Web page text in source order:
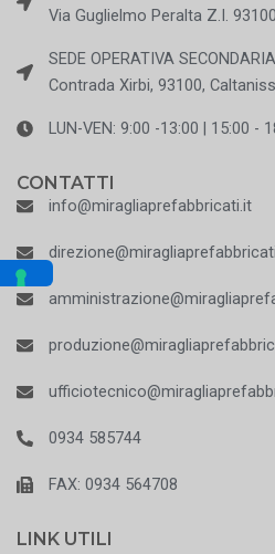
Via Guglielmo Peralta Z.I.
SEDE OPERATIVA
Contrada Xirbi, 93100,
LUN-VEN: 9:00 -13:00 | 15:00 -
CONTATTI
info@miragliaprefabbricati.it
0934 585744
FAX: 0934 564708
LINK UTILI